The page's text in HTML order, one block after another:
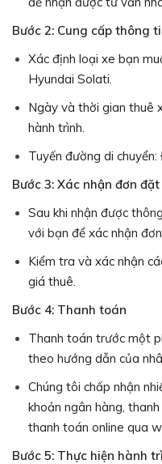
Bước 2: Cung cấp thông
Xác định loại xe bạn
Hyundai Solati.
Ngày và thời gian thuê
hành trình.
Tuyến đường di
Bước 3: Xác nhận đơn
Sau khi nhận được
với bạn để xác nhận
Kiểm tra và xác nhận
giá thuê.
Bước 4: Thanh toán
Thanh toán trước một
theo hướng dẫn của
Chúng tôi chấp nhận
khoản ngân hàng,
thanh toán online qua
Bước 5: Thực hiện hành